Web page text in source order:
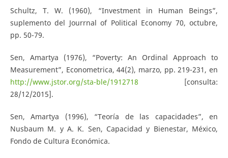
Schultz, T. W. (1960), “Investment in Human Beings”,
suplemento del Jourrnal of Political Economy 70, octubre,
pp. 50-79.
Sen, Amartya (1976), “Poverty: An Ordinal Approach to
Measurement”, Econometrica, 44(2), marzo, pp. 219-231, en
http://www.jstor.org/sta-ble/1912718 [consulta:
28/12/2015].
Sen, Amartya (1996), “Teoría de las capacidades”, en
Nusbaum M. y A. K. Sen, Capacidad y Bienestar, México,
Fondo de Cultura Económica.